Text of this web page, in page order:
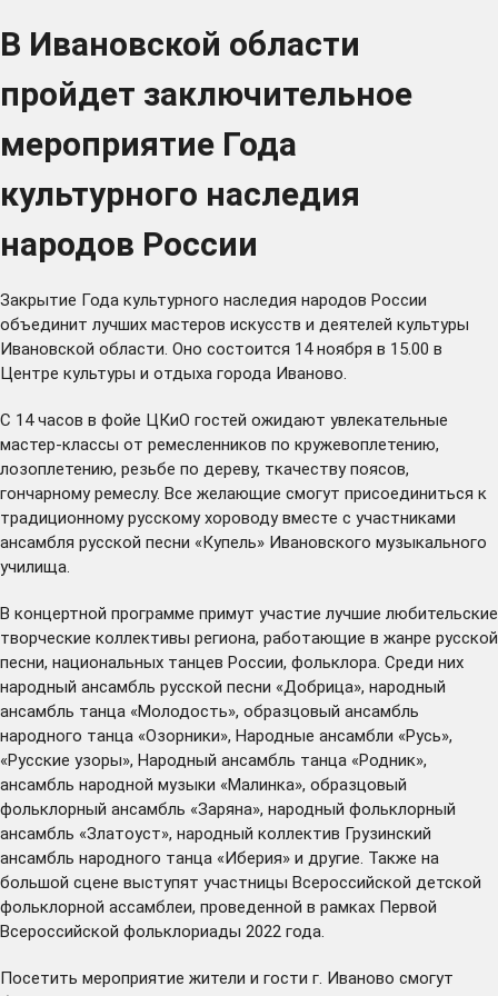
В Ивановской области
пройдет заключительное
мероприятие Года
культурного наследия
народов России
Закрытие Года культурного наследия народов России
объединит лучших мастеров искусств и деятелей культуры
Ивановской области. Оно состоится 14 ноября в 15.00 в
Центре культуры и отдыха города Иваново.
С 14 часов в фойе ЦКиО гостей ожидают увлекательные
мастер-классы от ремесленников по кружевоплетению,
лозоплетению, резьбе по дереву, ткачеству поясов,
гончарному ремеслу. Все желающие смогут присоединиться к
традиционному русскому хороводу вместе с участниками
ансамбля русской песни «Купель» Ивановского музыкального
училища.
В концертной программе примут участие лучшие любительские
творческие коллективы региона, работающие в жанре русской
песни, национальных танцев России, фольклора. Среди них
народный ансамбль русской песни «Добрица», народный
ансамбль танца «Молодость», образцовый ансамбль
народного танца «Озорники», Народные ансамбли «Русь»,
«Русские узоры», Народный ансамбль танца «Родник»,
ансамбль народной музыки «Малинка», образцовый
фольклорный ансамбль «Заряна», народный фольклорный
ансамбль «Златоуст», народный коллектив Грузинский
ансамбль народного танца «Иберия» и другие. Также на
большой сцене выступят участницы Всероссийской детской
фольклорной ассамблеи, проведенной в рамках Первой
Всероссийской фольклориады 2022 года.
Посетить мероприятие жители и гости г. Иваново смогут